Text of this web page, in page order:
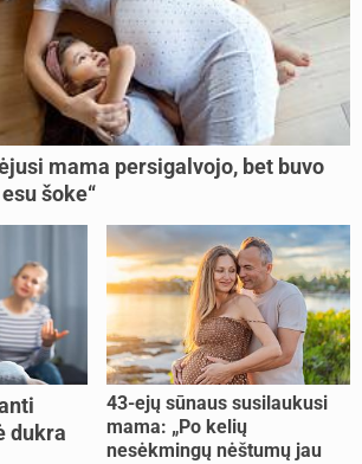
mama persigalvojo, bet buvo
šoke“
dukra
43-ejų sūnaus susilaukusi
mama: „Po kelių
nesėkmingų nėštumų jau